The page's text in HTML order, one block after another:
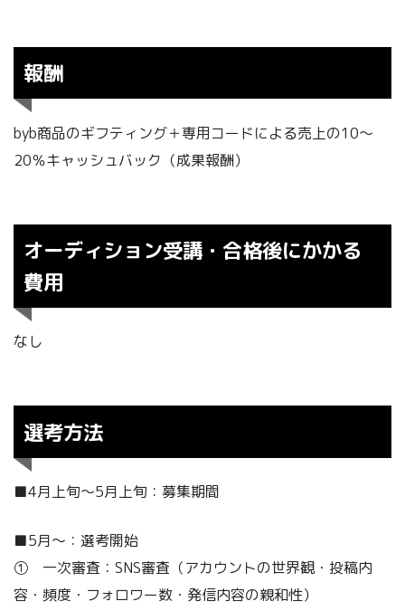
報酬
byb商品のギフティング＋専用コードによる売上の10〜
20％キャッシュバック（成果報酬）
オーディション受講・合格後にかかる
費用
なし
選考方法
■4月上旬〜5月上旬：募集期間
■5月〜：選考開始
➀ 一次審査：SNS審査（アカウントの世界観・投稿内
容・頻度・フォロワー数・発信内容の親和性）